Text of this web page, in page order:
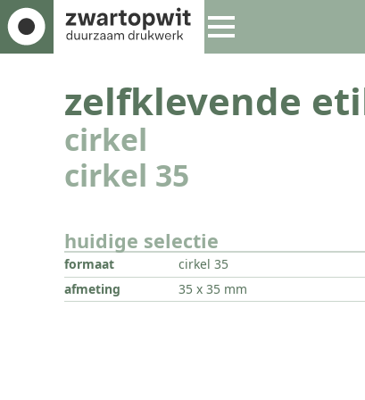
zelfklevende
cirkel
cirkel 35
huidige selectie
formaat
cirkel 35
afmeting
35 x 35 mm